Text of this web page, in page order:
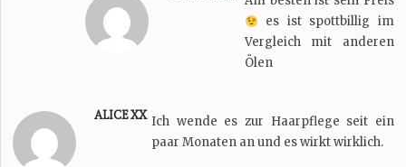
es ist spottbillig im
Vergleich mit anderen
Ölen
ALICE XX Ich wende es zur Haarpflege seit ein
paar Monaten an und es wirkt wirklich.